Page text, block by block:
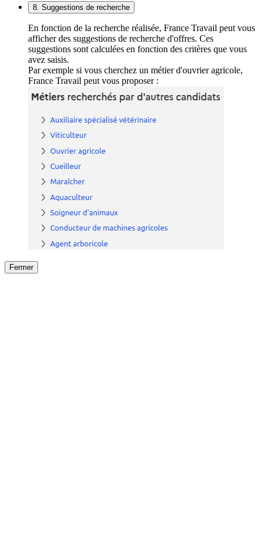
8. Suggestions de recherche
En fonction de la recherche réalisée, France Travail peut vous
afficher des suggestions de recherche d'offres. Ces
suggestions sont calculées en fonction des critères que vous
avez saisis.
Par exemple si vous cherchez un métier d'ouvrier agricole,
France Travail peut vous proposer :
Fermer